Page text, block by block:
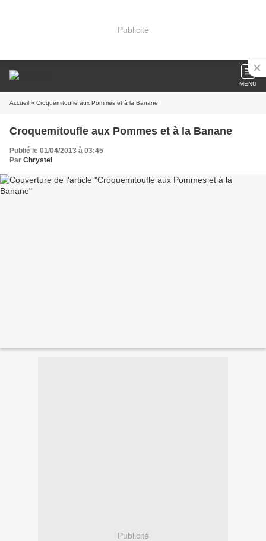
Publicité
MENU
Accueil » Croquemitoufle aux Pommes et à la Banane
Croquemitoufle aux Pommes et à la Banane
Publié le 01/04/2013 à 03:45
Par Chrystel
Publicité